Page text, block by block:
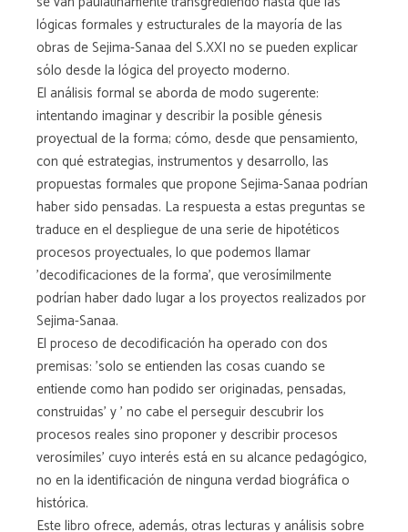
lógicas formales y estructurales de la mayoría de las
obras de Sejima-Sanaa del S.XXI no se pueden explicar
sólo desde la lógica del proyecto moderno.
El análisis formal se aborda de modo sugerente:
intentando imaginar y describir la posible génesis
proyectual de la forma; cómo, desde que pensamiento,
con qué estrategias, instrumentos y desarrollo, las
propuestas formales que propone Sejima-Sanaa podrían
haber sido pensadas. La respuesta a estas preguntas se
traduce en el despliegue de una serie de hipotéticos
procesos proyectuales, lo que podemos llamar
'decodificaciones de la forma', que verosímilmente
podrían haber dado lugar a los proyectos realizados por
Sejima-Sanaa.
El proceso de decodificación ha operado con dos
premisas: 'solo se entienden las cosas cuando se
entiende como han podido ser originadas, pensadas,
construidas' y ' no cabe el perseguir descubrir los
procesos reales sino proponer y describir procesos
verosímiles' cuyo interés está en su alcance pedagógico,
no en la identificación de ninguna verdad biográfica o
histórica.
Este libro ofrece, además, otras lecturas y análisis sobre